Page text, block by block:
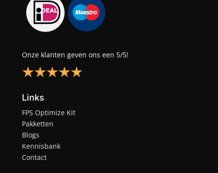
Onze klanten geven ons een 5/5!
Links
FPS Optimize Kit
Pakketten
Blogs
Kennisbank
Contact